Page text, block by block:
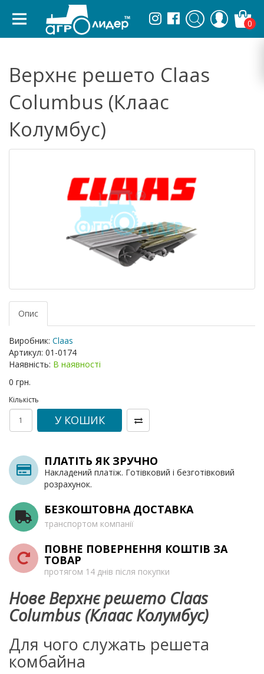
0
Верхнє решето Claas
Columbus (Клаас
Колумбус)
Опис
Виробник: Claas
Артикул: 01-0174
Наявність: В наявності
0 грн.
Кількість
У КОШИК
ПЛАТІТЬ ЯК ЗРУЧНО
Накладений платіж. Готівковий і безготівковий
розрахунок.
БЕЗКОШТОВНА ДОСТАВКА
транспортом компанії
ПОВНЕ ПОВЕРНЕННЯ КОШТІВ ЗА
ТОВАР
протягом 14 днів після покупки
Нове Верхнє решето Claas
Columbus (Клаас Колумбус)
Для чого служать решета
комбайна